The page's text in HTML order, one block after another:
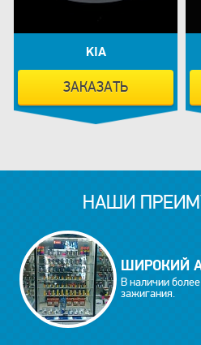
KIA
ЗАКАЗАТЬ
НАШИ
ШИРОКИЙ
В наличии
зажигания.